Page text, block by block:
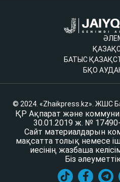
БАТЫС
БҚО
© 2024. «Zhaikpress.kz». ЖШС
ҚР Ақпарат және
30.01.2019 ж. № 17490-
Сайт материалдарын
мақсатта толық немесе
иесінің жазбаша
Біз